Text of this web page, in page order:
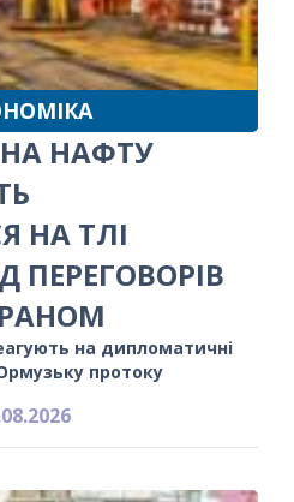
НА НАФТУ
НА ТЛІ
ПЕРЕГОВОРІВ
на дипломатичні
протоку